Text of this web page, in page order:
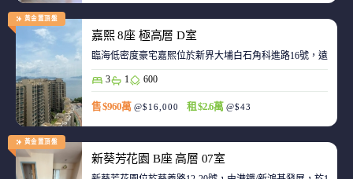
黃金置頂盤
嘉熙 8座 極高層 D室
臨海低密度豪宅嘉熙位於新界大埔白石角科進路16號，遠離
3 1 600
售 $960萬 @$16,000 租 $2.6萬 @$43
黃金置頂盤
新葵芳花園 B座 高層 07室